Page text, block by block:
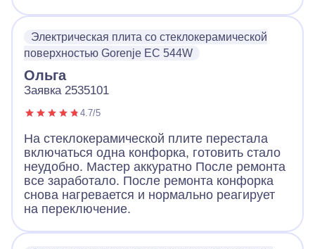
Электрическая плита со стеклокерамической
поверхностью Gorenje EC 544W
Ольга
Заявка 2535101
4.7/5
На стеклокерамической плите перестала
включаться одна конфорка, готовить стало
неудобно. Мастер аккуратно После ремонта
все заработало. После ремонта конфорка
снова нагревается и нормально реагирует
на переключение.